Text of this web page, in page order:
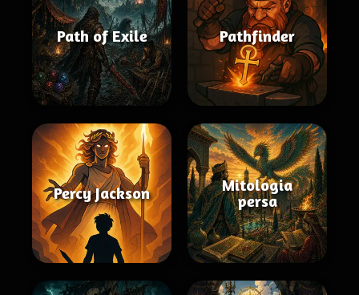
Path of Exile Pathfinder
Percy Jackson
Mitologia
persa